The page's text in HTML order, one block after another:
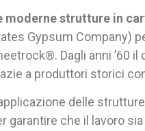
moderne strutture in
Gypsum Company)
Dagli anni ’60
a produttori storici
delle
garantire che il lavoro